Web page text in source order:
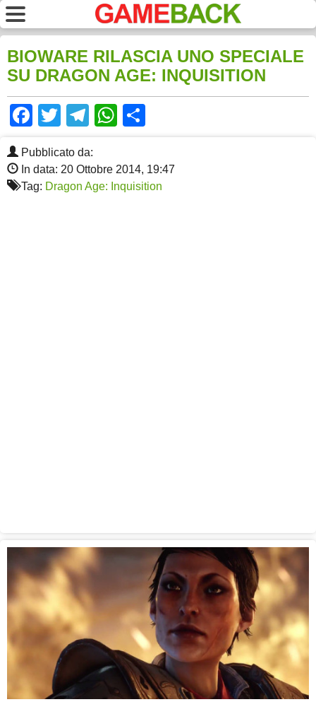
BIOWARE RILASCIA UNO SPECIALE
SU DRAGON AGE: INQUISITION
Facebook
TwitterTelegram
WhatsApp
Pubblicato da:
In data: 20 Ottobre 2014, 19:47
Tag: Dragon Age: Inquisition